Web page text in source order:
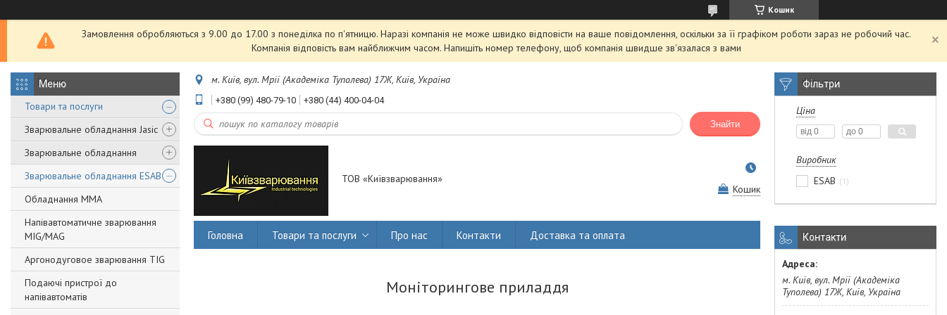
Кошик
Замовлення обробляються з 9.00 до 17.00 з понеділка по п'ятницю. Наразі компанія не може швидко відповісти на ваше повідомлення, оскільки за її графіком роботи зараз не робочий час.
Компанія відповість вам найближчим часом. Напишіть номер телефону, щоб компанія швидше зв'язалася з вами
Товари та послуги
Зварювальне обладнання Jasic
Зварювальне обладнання
Зварювальне обладнання ESAB
Обладнання ММА
Напівавтоматичне зварювання
MIG/MAG
Аргонодуговое зварювання TIG
Подаючі пристрої до
напівавтоматів
м. Київ, вул. Мрії (Академіка Туполева) 17Ж, Київ, Україна
+380 (99) 480-79-10 +380 (44) 400-04-04
Знайти
ТОВ «Київзварювання»
Кошик
Головна Товари та послуги Про нас Контакти Доставка та оплата
Моніторингове приладдя
Фільтри
Ціна
Виробник
ESAB
1
Контакти
м. Київ, вул. Мрії (Академіка
Туполева) 17Ж, Київ, Україна